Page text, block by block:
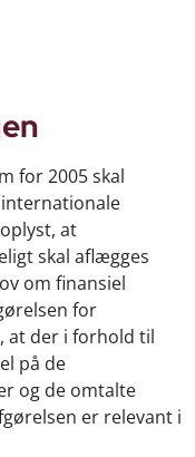
for 2005 skal
at
skal aflægges
om finansiel
for
at der i forhold til
på de
og de omtalte
er relevant i